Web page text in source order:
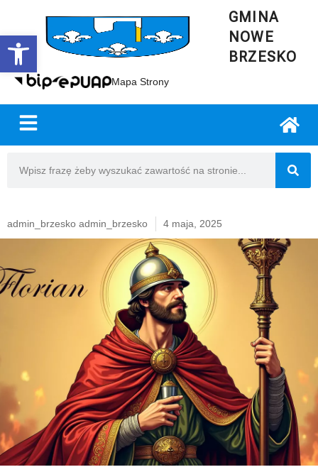
Open toolbar
GMINA
NOWE
BRZESKO
Mapa Strony
admin_brzesko admin_brzesko 4 maja, 2025